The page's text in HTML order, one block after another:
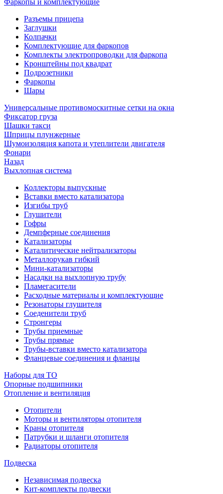
Фаркопы и комплектующие
Разъемы прицепа
Заглушки
Колпачки
Комплектующие для фаркопов
Комплекты электропроводки для фаркопа
Кронштейны под квадрат
Подрозетники
Фаркопы
Шары
Универсальные противомоскитные сетки на окна
Фиксатор груза
Шашки такси
Шприцы плунжерные
Шумоизоляция капота и утеплители двигателя
Фонари
Назад
Выхлопная система
Коллекторы выпускные
Вставки вместо катализатора
Изгибы труб
Глушители
Гофры
Демпферные соединения
Катализаторы
Каталитические нейтрализаторы
Металлорукав гибкий
Мини-катализаторы
Насадки на выхлопную трубу
Пламегасители
Расходные материалы и комплектующие
Резонаторы глушителя
Соеденители труб
Стронгеры
Трубы приемные
Трубы прямые
Трубы-вставки вместо катализатора
Фланцевые соединения и фланцы
Наборы для ТО
Опорные подшипники
Отопление и вентиляция
Отопители
Моторы и вентиляторы отопителя
Краны отопителя
Патрубки и шланги отопителя
Радиаторы отопителя
Подвеска
Независимая подвеска
Кит-комплекты подвески